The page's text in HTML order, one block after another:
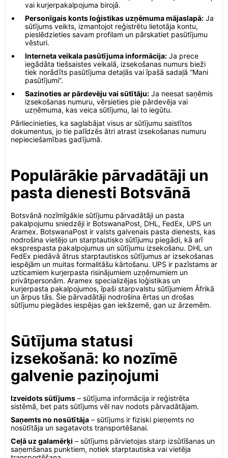
vai kurjerpakalpojuma birojā.
Personīgais konts loģistikas uzņēmuma mājaslapā: Ja
sūtījums veikts, izmantojot reģistrētu lietotāja kontu,
pieslēdzieties savam profilam un pārskatiet pasūtījumu
vēsturi.
Interneta veikala pasūtījuma informācija: Ja prece
iegādāta tiešsaistes veikalā, izsekošanas numurs bieži
tiek norādīts pasūtījuma detaļās vai īpašā sadaļā “Mani
pasūtījumi”.
Sazinoties ar pārdevēju vai sūtītāju: Ja neesat saņēmis
izsekošanas numuru, vērsieties pie pārdevēja vai
uzņēmuma, kas veica sūtījumu, lai to iegūtu.
Pārliecinieties, ka saglabājat visus ar sūtījumu saistītos
dokumentus, jo tie palīdzēs ātri atrast izsekošanas numuru
nepieciešamības gadījumā.
Populārākie pārvadātāji un
pasta dienesti Botsvānā
Botsvānā nozīmīgākie sūtījumu pārvadātāji un pasta
pakalpojumu sniedzēji ir BotswanaPost, DHL, FedEx, UPS un
Aramex. BotswanaPost ir valsts galvenais pasta dienests, kas
nodrošina vietējo un starptautisko sūtījumu piegādi, kā arī
eksprespasta pakalpojumus un sūtījumu izsekošanu. DHL un
FedEx piedāvā ātrus starptautiskos sūtījumus ar izsekošanas
iespējām un muitas formalitāšu kārtošanu. UPS ir pazīstams ar
uzticamiem kurjerpasta risinājumiem uzņēmumiem un
privātpersonām. Aramex specializējas loģistikas un
kurjerpasta pakalpojumos, īpaši starpvalstu sūtījumiem Āfrikā
un ārpus tās. Šie pārvadātāji nodrošina ērtas un drošas
sūtījumu piegādes iespējas gan iekšzemē, gan uz ārzemēm.
Sūtījuma statusi
izsekošanā: ko nozīmē
galvenie paziņojumi
Izveidots sūtījums – sūtījuma informācija ir reģistrēta
sistēmā, bet pats sūtījums vēl nav nodots pārvadātājam.
Saņemts no nosūtītāja – sūtījums ir fiziski pieņemts no
nosūtītāja un sagatavots transportēšanai.
Ceļā uz galamērķi – sūtījums pārvietojas starp izsūtīšanas un
saņemšanas punktiem, notiek starptautiska vai vietēja